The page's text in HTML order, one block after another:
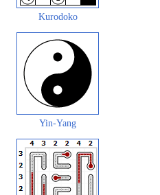
Kurodoko
Yin-Yang